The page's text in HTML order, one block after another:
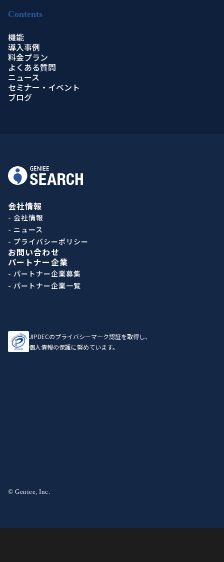
Contents
機能
導入事例
料金プラン
よくある質問
ニュース
セミナー・イベント
ブログ
会社情報
- 会社情報
- ニュース
- プライバシーポリシー
お問い合わせ
パートナー企業
- パートナー企業募集
- パートナー企業一覧
JIPDECのプライバシーマーク認証を取得し、
個人情報の保護に努めています。
© Geniee, Inc.